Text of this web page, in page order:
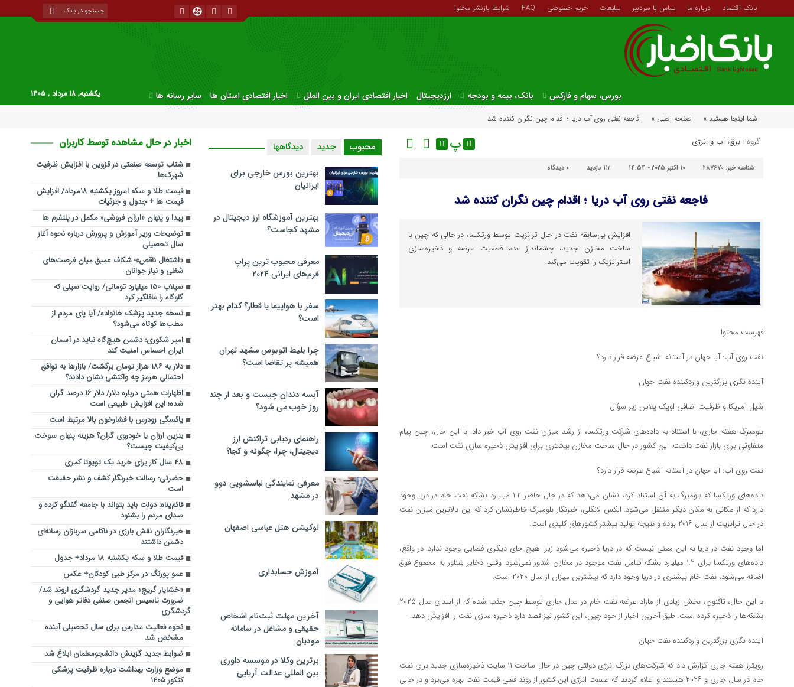
بانک اقتصاد درباره ما تماس با سردبیر تبلیغات حریم خصوصی FAQ شرایط بازنشر محتوا
بورس، سهام و فارکس بانک، بیمه و بودجه ارزدیجیتال اخبار اقتصادی ایران و بین الملل اخبار اقتصادی استان ها سایر رسانه ها یکشنبه, ۱۸ مرداد , ۱۴۰۵
شما اینجا هستید » صفحه اصلی » فاجعه نفتی روی آب دریا ؛ اقدام چین نگران کننده شد
گروه : برق، آب و انرژی پ
شناسه خبر: 287670 10 اکتبر 2025 - 14:54 112 بازدید ۰ دیدگاه
فاجعه نفتی روی آب دریا ؛ اقدام چین نگران کننده شد
افزایش بی‌سابقه نفت در حال ترانزیت توسط ورتکسا، در حالی که چین با
ساخت مخازن جدید، چشم‌انداز عدم قطعیت عرضه و ذخیره‌سازی
استراتژیک را تقویت می‌کند.
فهرست محتوا
نفت روی آب: آیا جهان در آستانه اشباع عرضه قرار دارد؟
آینده نگری بزرگترین واردکننده نفت جهان
شیل آمریکا و ظرفیت اضافی اوپک پلاس زیر سؤال
بلومبرگ هفته جاری، با استناد به داده‌های شرکت ورتکسا، از رشد میزان نفت روی آب خبر داد. با این حال، چین پیام
متفاوتی برای بازار نفت داشت. این کشور در حال ساخت مخازن بیشتری برای افزایش ذخیره سازی نفت است.
نفت روی آب: آیا جهان در آستانه اشباع عرضه قرار دارد؟
داده‌های ورتکسا که بلومبرگ به آن استناد کرد، نشان می‌دهد که در حال حاضر ۱.۲ میلیارد بشکه نفت خام در دریا وجود
دارد که از مکانی به مکان دیگر منتقل می‌شود. الکس لانگلی، خبرنگار بلومبرگ خاطرنشان کرد که این بالاترین میزان نفت
در حال ترانزیت از سال ۲۰۱۶ بوده و نتیجه تولید بیشتر کشورهای کلیدی است.
اما وجود نفت در دریا به این معنی نیست که در دریا ذخیره می‌شود زیرا هیچ جای دیگری فضایی وجود ندارد. در واقع،
داده‌های ورتکسا برای ۱.۲ میلیارد بشکه شامل نفت موجود در مخازن شناور نمی‌شود. وقتی ذخایر شناور به مجموع فوق
اضافه می‌شود، نفت خام بیشتری در دریا وجود دارد که بیشترین میزان از سال ۲۰۲۰ است.
با این حال، تاکنون، بخش زیادی از مازاد عرضه نفت خام در سال جاری توسط چین جذب شده که از ابتدای سال ۲۰۲۵
بشکه‌ها را ذخیره کرده است. طبق آخرین اخبار از خود چین، این کشور نیز قصد دارد ذخیره سازی نفت را افزایش دهد.
آینده نگری بزرگترین واردکننده نفت جهان
رویترز هفته جاری گزارش داد که شرکت‌های بزرگ انرژی دولتی چین در حال ساخت ۱۱ سایت ذخیره‌سازی جدید برای نفت
خام در سال جاری و ۲۰۲۶ هستند و اعلام کردند که صنعت انرژی این کشور از روند فعلی قیمت نفت بهره می‌برد و در حالی
محبوب جدید دیدگاهها
بهترین بورس خارجی برای
ایرانیان
بهترین آموزشگاه ارز دیجیتال در
مشهد کجاست؟
معرفی محبوب ترین پراپ
فرم‌های ایرانی ۲۰۲۴
سفر با هواپیما یا قطار؟ کدام بهتر
است؟
چرا بلیط اتوبوس مشهد تهران
همیشه پر تقاضا است؟
آبسه دندان چیست و بعد از چند
روز خوب می‌ شود؟
راهنمای ردیابی تراکنش ارز
دیجیتال، چرا، چگونه و کجا؟
معرفی نمایندگی لباسشویی دوو
در مشهد
لوکیشن هتل عباسی اصفهان
آموزش حسابداری
آخرین مهلت ثبت‌نام اشخاص
حقیقی و مشاغل در سامانه
مودیان
برترین وکلا در موسسه داوری
بین المللی عدالت آریایی
اخبار در حال مشاهده توسط کاربران
شتاب توسعه صنعتی در قزوین با افزایش ظرفیت
شهرک‌ها
قیمت طلا و سکه امروز یکشنبه ۱۸مرداد/ افزایش
قیمت ها + جدول و جزئیات
پیدا و پنهان «ارزان فروشی» مکمل در پلتفرم ها
توضیحات وزیر آموزش و پرورش درباره نحوه آغاز
سال تحصیلی
«اشتغال ناقص»؛ شکاف عمیق میان فرصت‌های
شغلی و نیاز جوانان
سیلاب ۱۵۰ میلیارد تومانی/ روایت سیلی که
گلوگاه را غافلگیر کرد
نسخه جدید پزشک خانواده/ آیا پای مردم از
مطب‌ها‌ کوتاه می‌شود؟
امیر شکوری: دشمن هیچ‌گاه نباید در آسمان
ایران احساس امنیت کند
دلار به ۱۸۶ هزار تومان برگشت/ بازارها به توافق
احتمالی هرمز چه واکنشی نشان دادند؟
اظهارات همتی درباره دلار/ دلار ۱۶ درصد گران
شده؛ این افزایش طبیعی است
یائسگی زودرس با فشارخون بالا مرتبط است
بنزین ارزان یا خودروی گران؟ هزینه پنهان سوخت
بی‌کیفیت چیست؟
۴۸ سال کار برای خرید یک تویوتا کمری
حضرتی: رسالت خبرنگار کشف و نشر حقیقت
است
قائم‌پناه: دولت باید بتواند با جامعه گفتگو کرده و
صدای مردم را بشنود
خبرنگاران نقش بارزی در ناکامی سربازان رسانه‌ای
دشمن داشتند
قیمت طلا و سکه یکشنبه ۱۸ مرداد+ جدول
عمو پورنگ در مرکز طبی کودکان+ عکس
«خشایار گریچ» مدیر جدید گردشگری اروند شد/
ضرورت تاسیس انجمن صنفی دفاتر هوایی و
گردشگری
نحوه فعالیت مدارس برای سال تحصیلی آینده
مشخص شد
ضوابط جدید گزینش دانشجومعلمان ابلاغ شد
موضع وزارت بهداشت درباره ظرفیت پزشکی
کنکور ۱۴۰۵